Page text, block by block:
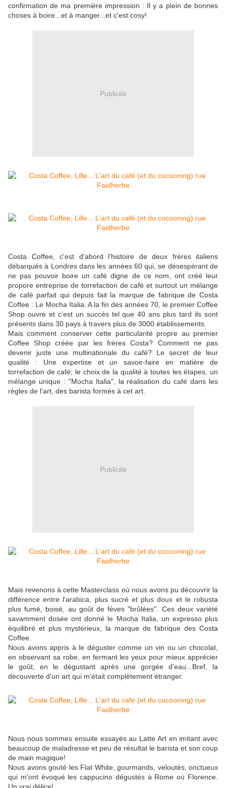
confirmation de ma première impression : Il y a plein de bonnes
choses à boire...et à manger...et c'est cosy!
Publicité
Costa Coffee, c'est d'abord l'histoire de deux frères italiens
débarqués à Londres dans les années 60 qui, se désespérant de
ne pas pouvoir boire un café digne de ce nom, ont créé leur
propore entreprise de torrefaction de café et surtout un mélange
de café parfait qui depuis fait la marque de fabrique de Costa
Coffee : Le Mocha Italia. A la fin des années 70, le premier Coffee
Shop ouvre et c'est un succès tel que 40 ans plus tard ils sont
présents dans 30 pays à travers plus de 3000 établissements.
Mais comment conserver cette particularité propre au premier
Coffee Shop créée par les frères Costa? Comment ne pas
devenir juste une multinationale du café? Le secret de leur
qualité : Une expertise et un savoir-faire en matière de
torrefaction de café; le choix de la qualité à toutes les étapes, un
mélange unique : "Mocha Italia", la réalisation du café dans les
règles de l'art, des barista formés à cet art.
Publicité
Mais revenons à cette Masterclass où nous avons pu découvrir la
différence entre l'arabica, plus sucré et plus doux et le robusta
plus fumé, boisé, au goût de fèves "brûlées". Ces deux variété
savamment dosée ont donné le Mocha Italia, un expresso plus
équilibré et plus mystérieux, la marque de fabrique des Costa
Coffee.
Nous avons appris à le déguster comme un vin ou un chocolat,
en observant sa robe, en fermant les yeux pour mieux apprécier
le goût, en le dégustant après une gorgée d'eau...Bref, la
découverte d'un art qui m'était complètement étranger.
Nous nous sommes ensuite essayés au Latte Art en imitant avec
beaucoup de maladresse et peu de résultat le barista et son coup
de main magique!
Nous avons gouté les Flat White, gourmands, veloutés, onctueux
qui m'ont évoqué les cappucino dégustés à Rome où Florence.